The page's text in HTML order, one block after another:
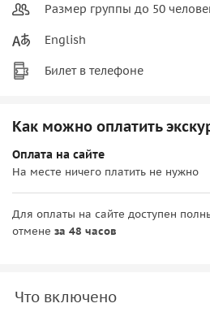
Размер группы до 50
English
Билет в телефоне
Как можно оплатить
Оплата на сайте
На месте ничего платить не нужно
Для оплаты на сайте доступен
отмене за 48 часов
Что включено